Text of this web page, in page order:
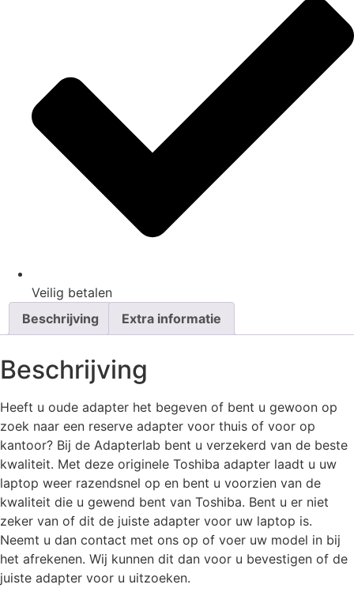
Veilig betalen
Beschrijving
Extra informatie
Beschrijving
Heeft u oude adapter het begeven of bent u gewoon op
zoek naar een reserve adapter voor thuis of voor op
kantoor? Bij de Adapterlab bent u verzekerd van de beste
kwaliteit. Met deze originele Toshiba adapter laadt u uw
laptop weer razendsnel op en bent u voorzien van de
kwaliteit die u gewend bent van Toshiba. Bent u er niet
zeker van of dit de juiste adapter voor uw laptop is.
Neemt u dan contact met ons op of voer uw model in bij
het afrekenen. Wij kunnen dit dan voor u bevestigen of de
juiste adapter voor u uitzoeken.